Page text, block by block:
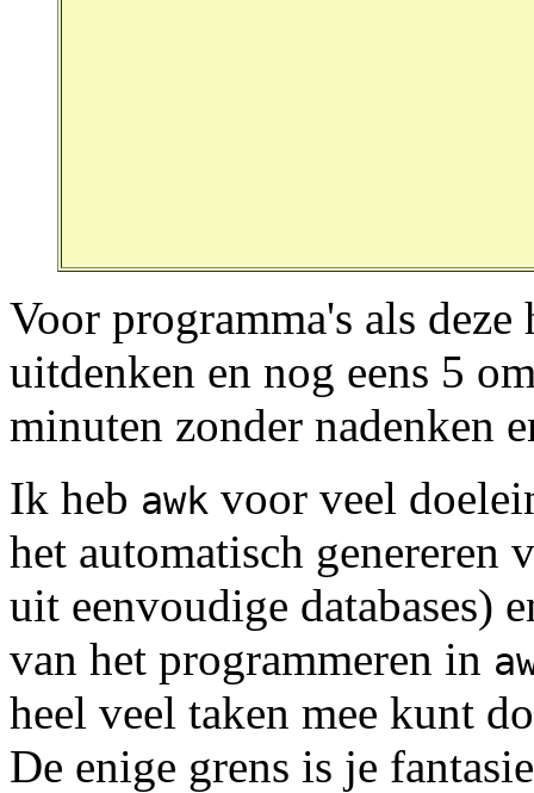
Voor programma's als
uitdenken en nog eens 5
minuten zonder nadenken
Ik heb awk voor veel
het automatisch genereren
uit eenvoudige databases)
van het programmeren in
heel veel taken mee kunt
De enige grens is je